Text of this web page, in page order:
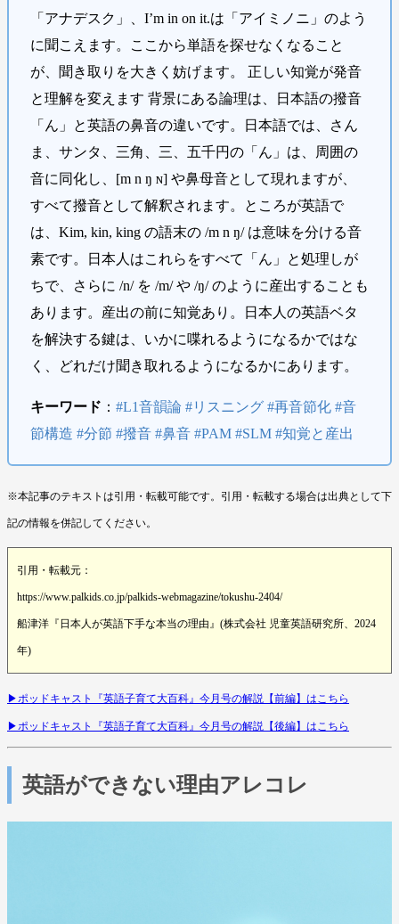
「アナデスク」、I’m in on it.は「アイミノニ」のよう
に聞こえます。ここから単語を探せなくなること
が、聞き取りを大きく妨げます。 正しい知覚が発音
と理解を変えます 背景にある論理は、日本語の撥音
「ん」と英語の鼻音の違いです。日本語では、さん
ま、サンタ、三角、三、五千円の「ん」は、周囲の
音に同化し、[m n ŋ ɴ] や鼻母音として現れますが、
すべて撥音として解釈されます。ところが英語で
は、Kim, kin, king の語末の /m n ŋ/ は意味を分ける音
素です。日本人はこれらをすべて「ん」と処理しが
ちで、さらに /n/ を /m/ や /ŋ/ のように産出することも
あります。産出の前に知覚あり。日本人の英語ベタ
を解決する鍵は、いかに喋れるようになるかではな
く、どれだけ聞き取れるようになるかにあります。
キーワード ： #L1音韻論 #リスニング #再音節化 #音
節構造 #分節 #撥音 #鼻音 #PAM #SLM #知覚と産出
※本記事のテキストは引用・転載可能です。引用・転載する場合は出典として下
記の情報を併記してください。
引用・転載元：
https://www.palkids.co.jp/palkids-webmagazine/tokushu-2404/
船津洋『日本人が英語下手な本当の理由』(株式会社 児童英語研究所、2024
年)
▶︎ポッドキャスト『英語子育て大百科』今月号の解説【前編】はこちら
▶︎ポッドキャスト『英語子育て大百科』今月号の解説【後編】はこちら
英語ができない理由アレコレ